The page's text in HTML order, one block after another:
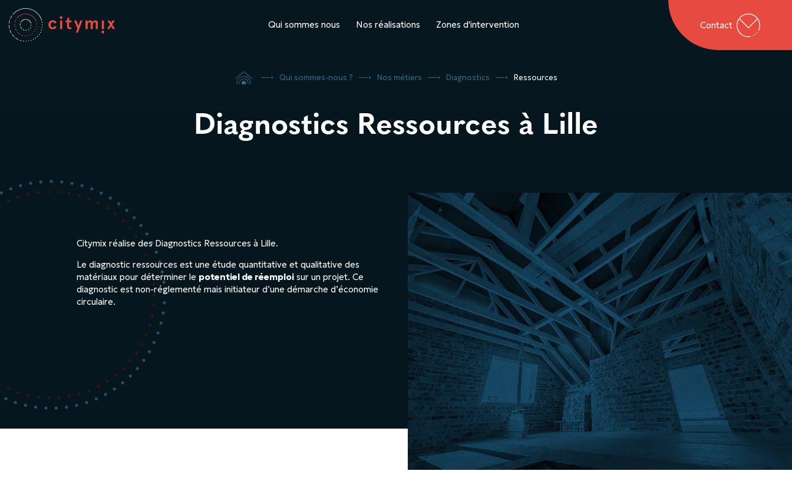
Qui sommes nous Nos réalisations Zones d'intervention Contact
 5 Qui sommes-nous ? 5 Nos métiers 5 Diagnostics 5 Ressources
Diagnostics Ressources à Lille
Citymix réalise des Diagnostics Ressources à Lille.
Le diagnostic ressources est une étude quantitative et qualitative des
matériaux pour déterminer le potentiel de réemploi sur un projet. Ce
diagnostic est non-réglementé mais initiateur d’une démarche d’économie
circulaire.